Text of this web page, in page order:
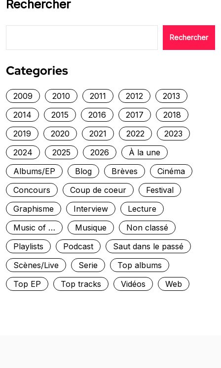
Rechercher
Rechercher
Categories
2009 2010 2011 2012
2013
2014
2015 2016 2017
2018
2019
2020 2021 2022
2023
2024
2025 2026
À la une
Albums/EP
Blog Brèves
Cinéma
Concours
Coup de coeur
Festival
Graphisme
Interview
Lecture
Music of …
Musique
Non classé
Playlists
Podcast
Saut dans le passé
Scènes/Live
Serie
Top albums
Top EP
Top tracks Vidéos Web